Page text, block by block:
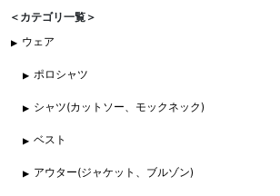
＜カテゴリ一覧＞
ウェア
ポロシャツ
シャツ(カットソー、モックネック)
ベスト
アウター(ジャケット、ブルゾン)